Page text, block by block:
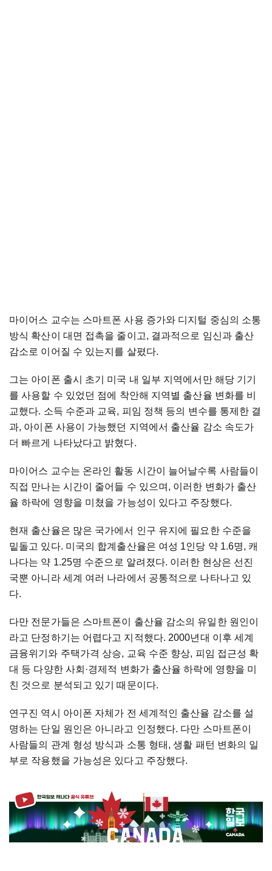
마이어스 교수는 스마트폰 사용 증가와 디지털 중심의 소통
방식 확산이 대면 접촉을 줄이고, 결과적으로 임신과 출산
감소로 이어질 수 있는지를 살폈다.
그는 아이폰 출시 초기 미국 내 일부 지역에서만 해당 기기
를 사용할 수 있었던 점에 착안해 지역별 출산율 변화를 비
교했다. 소득 수준과 교육, 피임 정책 등의 변수를 통제한 결
과, 아이폰 사용이 가능했던 지역에서 출산율 감소 속도가
더 빠르게 나타났다고 밝혔다.
마이어스 교수는 온라인 활동 시간이 늘어날수록 사람들이
직접 만나는 시간이 줄어들 수 있으며, 이러한 변화가 출산
율 하락에 영향을 미쳤을 가능성이 있다고 주장했다.
현재 출산율은 많은 국가에서 인구 유지에 필요한 수준을
밑돌고 있다. 미국의 합계출산율은 여성 1인당 약 1.6명, 캐
나다는 약 1.25명 수준으로 알려졌다. 이러한 현상은 선진
국뿐 아니라 세계 여러 나라에서 공통적으로 나타나고 있
다.
다만 전문가들은 스마트폰이 출산율 감소의 유일한 원인이
라고 단정하기는 어렵다고 지적했다. 2000년대 이후 세계
금융위기와 주택가격 상승, 교육 수준 향상, 피임 접근성 확
대 등 다양한 사회·경제적 변화가 출산율 하락에 영향을 미
친 것으로 분석되고 있기 때문이다.
연구진 역시 아이폰 자체가 전 세계적인 출산율 감소를 설
명하는 단일 원인은 아니라고 인정했다. 다만 스마트폰이
사람들의 관계 형성 방식과 소통 형태, 생활 패턴 변화의 일
부로 작용했을 가능성은 있다고 주장했다.